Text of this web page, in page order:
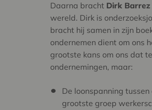
Daarna bracht Dirk Barrez
wereld. Dirk is
bracht hij samen in zijn
ondernemen dient om ons
grootste kans om ons dat
ondernemingen, maar:
De loonspanning
grootste groep